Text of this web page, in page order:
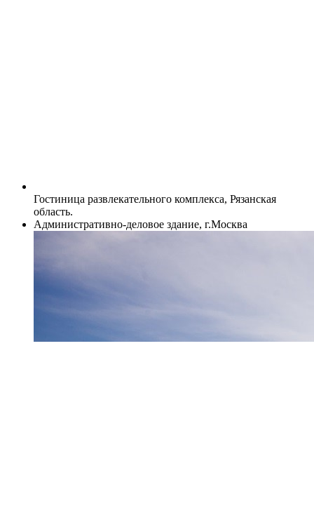
Гостиница развлекательного комплекса, Рязанская
область.
Административно-деловое здание, г.Москва